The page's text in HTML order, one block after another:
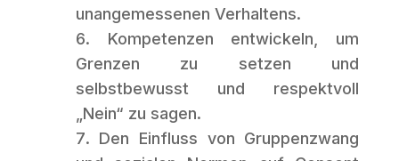
unangemessenen Verhaltens.
Kompetenzen entwickeln, um
Grenzen zu setzen und
selbstbewusst und respektvoll
„Nein“ zu sagen.
Den Einfluss von Gruppenzwang